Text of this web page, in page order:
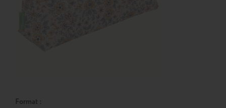
Format :